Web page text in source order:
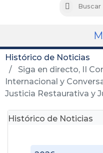
Buscar
Histórico de Noticias
Siga en directo, II
Internacional y
Justicia Restaurativa y
Histórico de Noticias